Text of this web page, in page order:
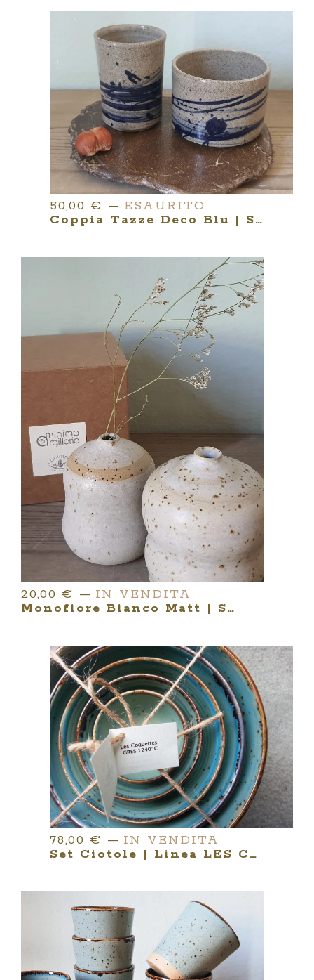
50,00 € — ESAURITO
Coppia Tazze Deco Blu | Serie YUNOMI
20,00 € — IN VENDITA
Monofiore Bianco Matt | Serie MINIMA ARGILLARIA
78,00 € — IN VENDITA
Set Ciotole | Linea LES COQUETTES